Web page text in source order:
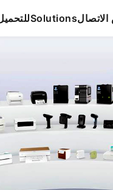
Solutions